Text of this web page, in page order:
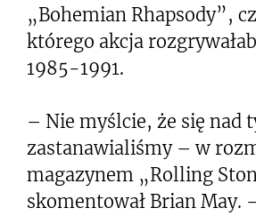
„Bohemian Rhapsody”,
którego akcja
1985-1991.
– Nie myślcie, że się nad
zastanawialiśmy – w
magazynem „Rolling
skomentował Brian May.